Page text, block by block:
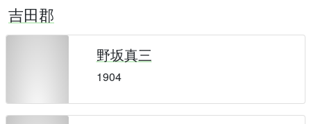
吉田郡
野坂真三
1904